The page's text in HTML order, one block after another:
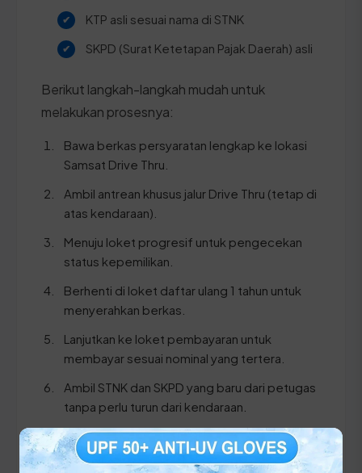
KTP asli sesuai nama di STNK
SKPD (Surat Ketetapan Pajak Daerah) asli
Berikut langkah-langkah mudah untuk
melakukan prosesnya:
Bawa berkas persyaratan lengkap ke lokasi
Samsat Drive Thru.
Ambil antrean khusus jalur Drive Thru (tetap di
atas kendaraan).
Menuju loket progresif untuk pengecekan
status kepemilikan.
Berhenti di loket daftar ulang 1 tahun untuk
menyerahkan berkas.
Lanjutkan ke loket pembayaran untuk
membayar sesuai nominal yang tertera.
Ambil STNK dan SKPD yang baru dari petugas
tanpa perlu turun dari kendaraan.
⚠️ Pastikan Anda membawa KTP dan STNK ASLI